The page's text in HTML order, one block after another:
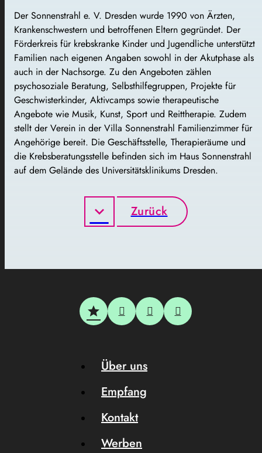
Der Sonnenstrahl e. V. Dresden wurde 1990 von Ärzten,
Krankenschwestern und betroffenen Eltern gegründet. Der
Förderkreis für krebskranke Kinder und Jugendliche unterstützt
Familien nach eigenen Angaben sowohl in der Akutphase als
auch in der Nachsorge. Zu den Angeboten zählen
psychosoziale Beratung, Selbsthilfegruppen, Projekte für
Geschwisterkinder, Aktivcamps sowie therapeutische
Angebote wie Musik, Kunst, Sport und Reittherapie. Zudem
stellt der Verein in der Villa Sonnenstrahl Familienzimmer für
Angehörige bereit. Die Geschäftsstelle, Therapieräume und
die Krebsberatungsstelle befinden sich im Haus Sonnenstrahl
auf dem Gelände des Universitätsklinikums Dresden.
Zurück
Über uns
Empfang
Kontakt
Werben